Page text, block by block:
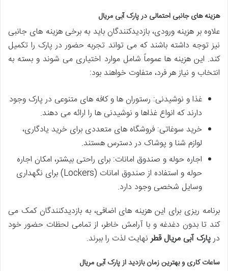
هزینه های جانبی احتمالی در پارک آبی مریال
علاوه بر هزینه ورودی، بازدیدکنندگان باید به برخی هزینه های جانبی
نیز توجه داشته باشند که می تواند تجربه حضور در پارک را تکمیل
کند. این هزینه ها عموماً شامل موارد اختیاری می شوند و بسته به
انتخاب و نیاز هر فرد، متفاوت خواهند بود:
غذا و نوشیدنی: رستوران ها و کافه های متنوعی در پارک وجود
دارند که انواع غذاها و نوشیدنی ها را ارائه می دهند.
خرید سوغاتی: فروشگاه های متعددی برای خرید یادگاری،
لوازم شنا و پوشاک در دسترس هستند.
اجاره حوله و صندوق امانات: برای راحتی بیشتر، امکان اجاره
حوله و استفاده از صندوق امانات (Lockers) برای نگهداری
وسایل شخصی وجود دارد.
برنامه ریزی برای این هزینه های اضافی، به بازدیدکنندگان کمک می
کند تا بدون دغدغه و با آرامش خاطر، از تمامی لحظات حضور خود
درپارک آبی مریال قطرنهایت لذت را ببرند.
ساعات کاری و بهترین زمان بازدید از پارک آبی مریال